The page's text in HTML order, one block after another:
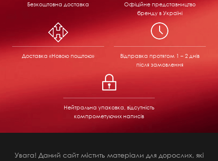
Безкоштовна доставка
Офіційне представництво
бренду в Україні
Доставка «Новою поштою» Відправка протягом 1 – 2 днів
після замовлення
Нейтральна упаковка, відсутність
компрометуючих написів
Увага! Даний сайт містить матеріали для дорослих, які